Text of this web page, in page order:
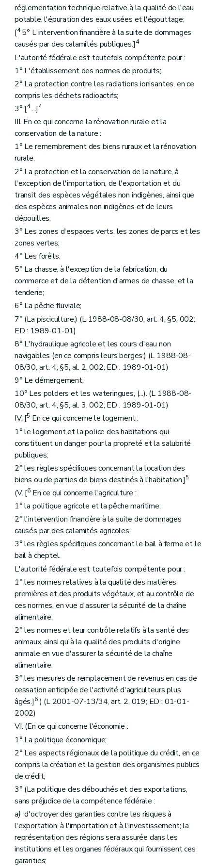
réglementation technique relative à la qualité de l'eau
potable, l'épuration des eaux usées et l'égouttage;
[45° L'intervention financière à la suite de dommages
causés par des calamités publiques.]4
L'autorité fédérale est toutefois compétente pour :
1° L'établissement des normes de produits;
2° La protection contre les radiations ionisantes, en ce
compris les déchets radioactifs;
3° [4...]4
III. En ce qui concerne la rénovation rurale et la
conservation de la nature :
1° Le remembrement des biens ruraux et la rénovation
rurale;
2° La protection et la conservation de la nature, à
l'exception de l'importation, de l'exportation et du
transit des espèces végétales non indigènes, ainsi que
des espèces animales non indigènes et de leurs
dépouilles;
3° Les zones d'espaces verts, les zones de parcs et les
zones vertes;
4° Les forêts;
5° La chasse, à l'exception de la fabrication, du
commerce et de la détention d'armes de chasse, et la
tenderie;
6° La pêche fluviale;
7° (La pisciculture;) (L 1988-08-08/30, art. 4, §5, 002;
ED : 1989-01-01)
8° L'hydraulique agricole et les cours d'eau non
navigables (en ce compris leurs berges;) (L 1988-08-
08/30, art. 4, §5, al. 2, 002; ED : 1989-01-01)
9° Le démergement;
10° Les polders et les wateringues, (...). (L 1988-08-
08/30, art. 4, §5, al. 3, 002; ED : 1989-01-01)
IV. [5 En ce qui concerne le logement :
1° le logement et la police des habitations qui
constituent un danger pour la propreté et la salubrité
publiques;
2° les règles spécifiques concernant la location des
biens ou de parties de biens destinés à l'habitation.]5
(V. [6En ce qui concerne l'agriculture :
1° la politique agricole et la pêche maritime;
2° l'intervention financière à la suite de dommages
causés par des calamités agricoles;
3° les règles spécifiques concernant le bail à ferme et le
bail à cheptel.
L'autorité fédérale est toutefois compétente pour :
1° les normes relatives à la qualité des matières
premières et des produits végétaux, et au contrôle de
ces normes, en vue d'assurer la sécurité de la chaîne
alimentaire;
2° les normes et leur contrôle relatifs à la santé des
animaux, ainsi qu'à la qualité des produits d'origine
animale en vue d'assurer la sécurité de la chaîne
alimentaire;
3° les mesures de remplacement de revenus en cas de
cessation anticipée de l'activité d'agriculteurs plus
âgés.]6) (L 2001-07-13/34, art. 2, 019; ED : 01-01-
2002)
VI. (En ce qui concerne l'économie :
1° La politique économique;
2° Les aspects régionaux de la politique du crédit, en ce
compris la création et la gestion des organismes publics
de crédit;
3° (La politique des débouchés et des exportations,
sans préjudice de la compétence fédérale :
a) d'octroyer des garanties contre les risques à
l'exportation, à l'importation et à l'investissement; la
représentation des régions sera assurée dans les
institutions et les organes fédéraux qui fournissent ces
garanties;